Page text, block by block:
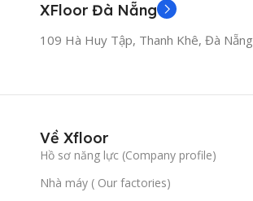
XFloor Đà Nẵng
109 Hà Huy Tập, Thanh Khê, Đà Nẵng
Về Xfloor
Hồ sơ năng lực (Company profile)
Nhà máy ( Our factories)